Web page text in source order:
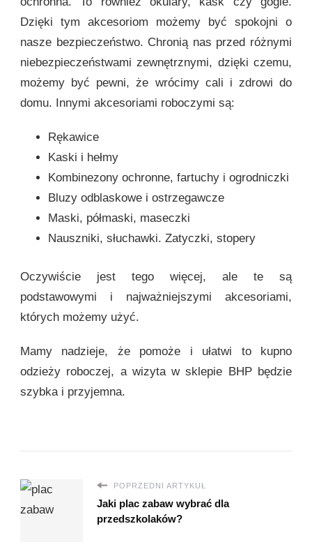
Dzięki tym akcesoriom możemy być spokojni o
nasze bezpieczeństwo. Chronią nas przed różnymi
niebezpieczeństwami zewnętrznymi, dzięki czemu,
możemy być pewni, że wrócimy cali i zdrowi do
domu. Innymi akcesoriami roboczymi są:
Rękawice
Kaski i hełmy
Kombinezony ochronne, fartuchy i ogrodniczki
Bluzy odblaskowe i ostrzegawcze
Maski, półmaski, maseczki
Nauszniki, słuchawki. Zatyczki, stopery
Oczywiście jest tego więcej, ale te są
podstawowymi i najważniejszymi akcesoriami,
których możemy użyć.
Mamy nadzieje, że pomoże i ułatwi to kupno
odzieży roboczej, a wizyta w sklepie BHP będzie
szybka i przyjemna.
POPRZEDNI ARTYKUŁ
Jaki plac zabaw wybrać dla
przedszkolaków?